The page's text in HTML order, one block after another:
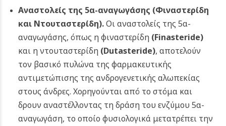
Αναστολείς της 5α-αναγωγάσης (Φιναστερίδη
και Ντουταστερίδη).Οι αναστολείς της 5α-
αναγωγάσης, όπως η φιναστερίδη (Finasteride)
και η ντουταστερίδη (Dutasteride), αποτελούν
τον βασικό πυλώνα της φαρμακευτικής
αντιμετώπισης της ανδρογενετικής αλωπεκίας
στους άνδρες. Χορηγούνται από το στόμα και
δρουν αναστέλλοντας τη δράση του ενζύμου 5α-
αναγωγάση, το οποίο φυσιολογικά μετατρέπει την